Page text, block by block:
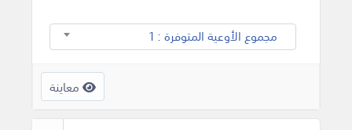
مجموع الأوعية المتوفرة : 1
معاينة